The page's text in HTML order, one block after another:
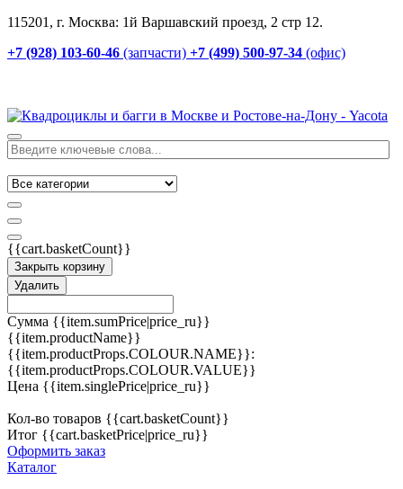
115201, г. Москва: 1й Варшавский проезд, 2 стр 12.
+7 (928) 103-60-46 (запчасти) +7 (499) 500-97-34 (офис)
{{cart.basketCount}}
Закрыть корзину
Удалить
Сумма {{item.sumPrice|price_ru}}
{{item.productName}}
{{item.productProps.COLOUR.NAME}}:
{{item.productProps.COLOUR.VALUE}}
Цена {{item.singlePrice|price_ru}}
Кол-во товаров {{cart.basketCount}}
Итог {{cart.basketPrice|price_ru}}
Оформить заказ
Каталог